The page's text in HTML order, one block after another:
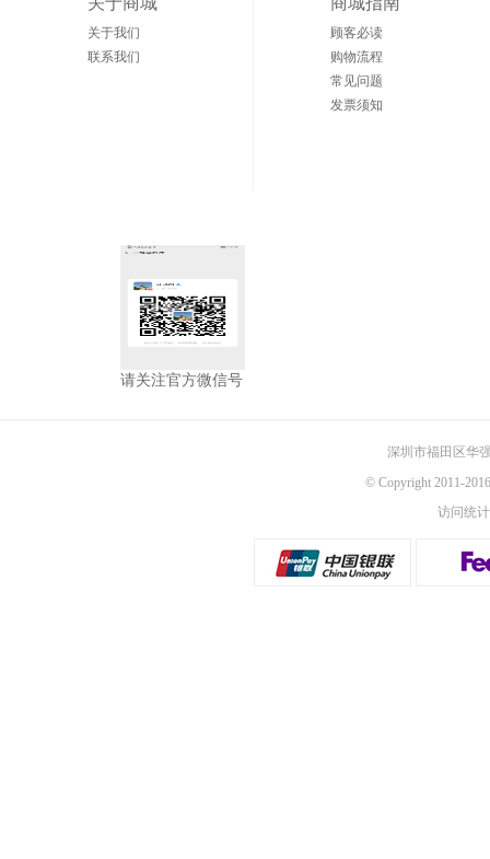
关于我们
联系我们
顾客必读
购物流程
常见问题
发票须知
请关注官方微信号
深圳市福田区华
© Copyright 2011-
访问统